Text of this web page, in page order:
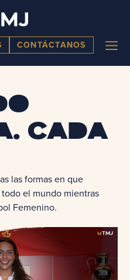
CONTÁCTANOS
Cada
las formas en que
el mundo mientras
Femenino.